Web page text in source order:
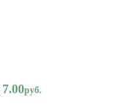
7.00руб.